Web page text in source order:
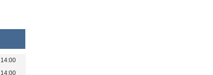
14:00
14:00